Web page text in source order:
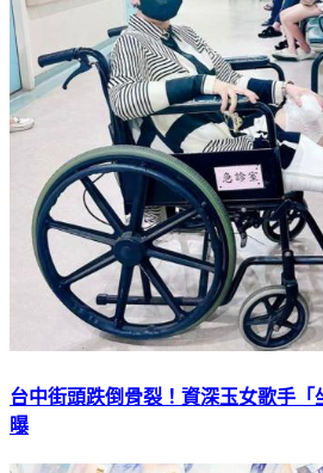
台中街頭跌倒骨裂！資深玉女歌手
曝